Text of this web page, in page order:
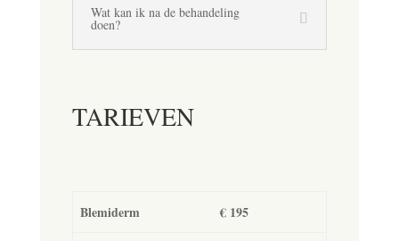
Wat kan ik na de behandeling
doen?
TARIEVEN
Blemiderm € 195